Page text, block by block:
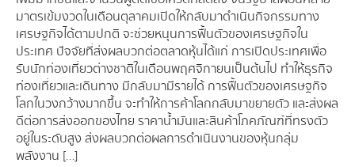
มาตรเข้มงวดในเดือนตุลาคมเปิดให้กลับมาดำเนินกิจกรรมทาง
เศรษฐกิจได้ตามปกติ จะช่วยหนุนการฟื้นตัวของเศรษฐกิจใน
ประเทศ ปัจจัยที่ส่งผลบวกต่อตลาดหุ้น ได้แก่ การเปิดประเทศเพื่อ
รับนักท่องเที่ยวต่างชาติในเดือนพฤศจิกายนเป็นต้นไป ทำให้ธุรกิจ
ท่องเที่ยวและเดินทาง มีกลับมามีรายได้ การฟื้นตัวของเศรษฐกิจ
โลกในวงกว้างมากขึ้น จะทำให้การค้าโลกกลับมาขยายตัว และส่งผล
ดีต่อการส่งออกของไทย ราคาน้ำมันและสินค้าโภคภัณฑ์ที่ทรงตัว
อยู่ในระดับสูง ส่งผลบวกต่อผลการดำเนินงานของหุ้นกลุ่ม
พลังงาน […]